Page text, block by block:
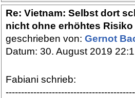
Re: Vietnam: Selbst dort
nicht ohne erhöhtes
geschrieben von: Gernot
Datum: 30. August 2019
Fabiani schrieb: